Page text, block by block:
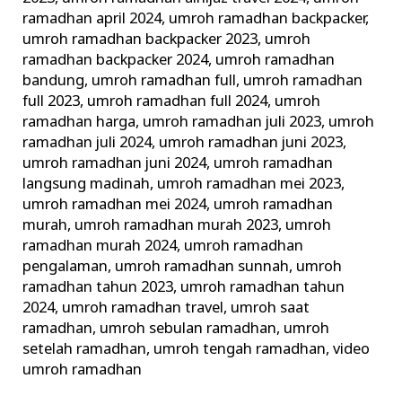
ramadhan april 2024, umroh ramadhan backpacker,
umroh ramadhan backpacker 2023, umroh
ramadhan backpacker 2024, umroh ramadhan
bandung, umroh ramadhan full, umroh ramadhan
full 2023, umroh ramadhan full 2024, umroh
ramadhan harga, umroh ramadhan juli 2023, umroh
ramadhan juli 2024, umroh ramadhan juni 2023,
umroh ramadhan juni 2024, umroh ramadhan
langsung madinah, umroh ramadhan mei 2023,
umroh ramadhan mei 2024, umroh ramadhan
murah, umroh ramadhan murah 2023, umroh
ramadhan murah 2024, umroh ramadhan
pengalaman, umroh ramadhan sunnah, umroh
ramadhan tahun 2023, umroh ramadhan tahun
2024, umroh ramadhan travel, umroh saat
ramadhan, umroh sebulan ramadhan, umroh
setelah ramadhan, umroh tengah ramadhan,video
umroh ramadhan